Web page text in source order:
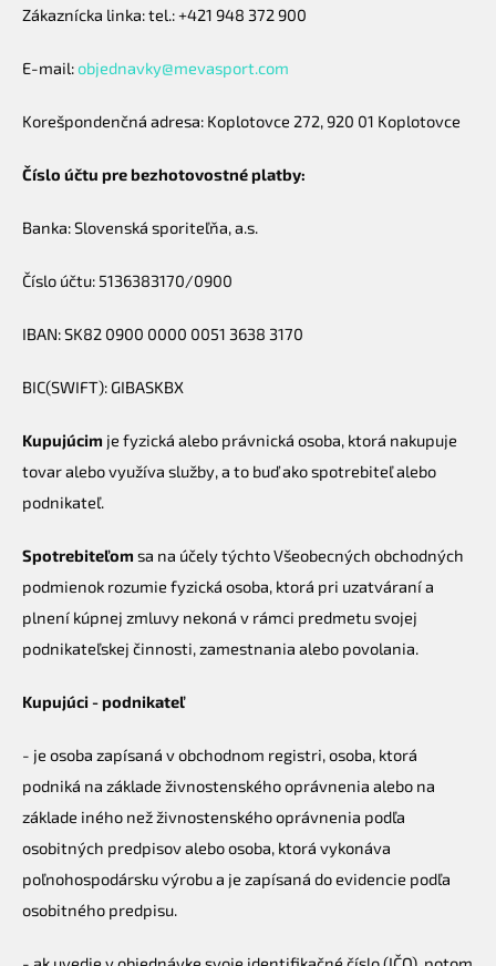
Zákaznícka linka: tel.: +421 948 372 900
E-mail:objednavky@mevasport.com
Korešpondenčná adresa: Koplotovce 272, 920 01 Koplotovce
Číslo účtu pre bezhotovostné platby:
Banka: Slovenská sporiteľňa, a.s.
Číslo účtu: 5136383170/0900
IBAN: SK82 0900 0000 0051 3638 3170
BIC(SWIFT): GIBASKBX
Kupujúcim je fyzická alebo právnická osoba, ktorá nakupuje
tovar alebo využíva služby, a to buď ako spotrebiteľ alebo
podnikateľ.
Spotrebiteľom sa na účely týchto Všeobecných obchodných
podmienok rozumie fyzická osoba, ktorá pri uzatváraní a
plnení kúpnej zmluvy nekoná v rámci predmetu svojej
podnikateľskej činnosti, zamestnania alebo povolania.
Kupujúci - podnikateľ
- je osoba zapísaná v obchodnom registri, osoba, ktorá
podniká na základe živnostenského oprávnenia alebo na
základe iného než živnostenského oprávnenia podľa
osobitných predpisov alebo osoba, ktorá vykonáva
poľnohospodársku výrobu a je zapísaná do evidencie podľa
osobitného predpisu.